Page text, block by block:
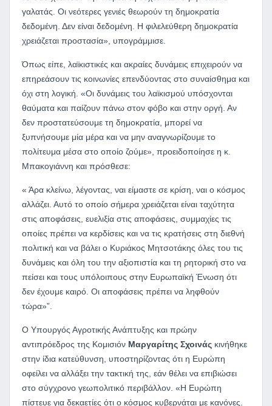
γαλατάς. Οι νεότερες γενιές θεωρούν τη δημοκρατία
δεδομένη. Δεν είναι δεδομένη. Η φιλελεύθερη δημοκρατία
χρειάζεται προστασία», υπογράμμισε.
Όπως είπε, λαϊκιστικές και ακραίες δυνάμεις επιχειρούν να
επηρεάσουν τις κοινωνίες επενδύοντας στο συναίσθημα και
όχι στη λογική. «Οι δυνάμεις του λαϊκισμού υπόσχονται
θαύματα και παίζουν πάνω στον φόβο και στην οργή. Αν
δεν προστατεύσουμε τη δημοκρατία, μπορεί να
ξυπνήσουμε μία μέρα και να μην αναγνωρίζουμε το
πολίτευμα μέσα στο οποίο ζούμε», προειδοποίησε η κ.
Μπακογιάννη και πρόσθεσε:
« Άρα κλείνω, λέγοντας, ναι είμαστε σε κρίση, ναι ο κόσμος
αλλάζει. Αυτό το οποίο σήμερα χρειάζεται είναι ταχύτητα
στις αποφάσεις, ευελιξία στις αποφάσεις, συμμαχίες τις
οποίες πρέπει να κερδίσεις και να τις κρατήσεις στη διεθνή
πολιτική και να βάλει ο Κυριάκος Μητσοτάκης όλες του τις
δυνάμεις και όλη του την αξιοπιστία και τη ρητορική στο να
πείσει και τους υπόλοιπους στην Ευρωπαϊκή Ένωση ότι
δεν έχουμε καιρό. Οι αποφάσεις πρέπει να ληφθούν
τώρα»”.
Ο Υπουργός Αγροτικής Ανάπτυξης και πρώην
αντιπρόεδρος της Κομισιόν Μαργαρίτης Σχοινάς κινήθηκε
στην ίδια κατεύθυνση, υποστηρίζοντας ότι η Ευρώπη
οφείλει να αλλάξει την τακτική της, εάν θέλει να επιβιώσει
στο σύγχρονο γεωπολιτικό περιβάλλον. «Η Ευρώπη
πίστευε για δεκαετίες ότι ο κόσμος κυβερνάται με κανόνες.